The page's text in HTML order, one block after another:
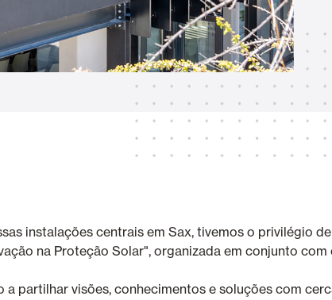
instalações centrais em Sax, tivemos o privilégio
na Proteção Solar", organizada em conjunto
a partilhar visões, conhecimentos e soluções com